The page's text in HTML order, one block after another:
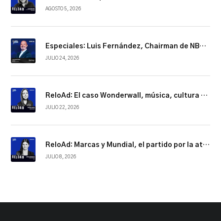
AGOSTO 5, 2026
Especiales: Luis Fernández, Chairman de NBCUniversal Telemundo Enterprises
JULIO 24, 2026
ReloAd: El caso Wonderwall, música, cultura y conexión
JULIO 22, 2026
ReloAd: Marcas y Mundial, el partido por la atención
JULIO 8, 2026